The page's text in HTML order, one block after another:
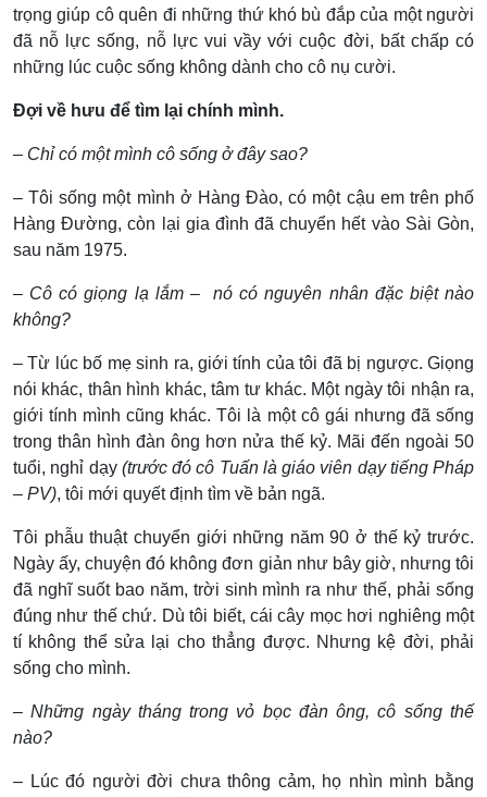
trọng giúp cô quên đi những thứ khó bù đắp của một người
đã nỗ lực sống, nỗ lực vui vầy với cuộc đời, bất chấp có
những lúc cuộc sống không dành cho cô nụ cười.
Đợi về hưu để tìm lại chính mình.
– Chỉ có một mình cô sống ở đây sao?
– Tôi sống một mình ở Hàng Đào, có một cậu em trên phố
Hàng Đường, còn lại gia đình đã chuyển hết vào Sài Gòn,
sau năm 1975.
– Cô có giọng lạ lắm – nó có nguyên nhân đặc biệt nào
không?
– Từ lúc bố mẹ sinh ra, giới tính của tôi đã bị ngược. Giọng
nói khác, thân hình khác, tâm tư khác. Một ngày tôi nhận ra,
giới tính mình cũng khác. Tôi là một cô gái nhưng đã sống
trong thân hình đàn ông hơn nửa thế kỷ. Mãi đến ngoài 50
tuổi, nghỉ dạy (trước đó cô Tuấn là giáo viên dạy tiếng Pháp
– PV), tôi mới quyết định tìm về bản ngã.
Tôi phẫu thuật chuyển giới những năm 90 ở thế kỷ trước.
Ngày ấy, chuyện đó không đơn giản như bây giờ, nhưng tôi
đã nghĩ suốt bao năm, trời sinh mình ra như thế, phải sống
đúng như thế chứ. Dù tôi biết, cái cây mọc hơi nghiêng một
tí không thể sửa lại cho thẳng được. Nhưng kệ đời, phải
sống cho mình.
– Những ngày tháng trong vỏ bọc đàn ông, cô sống thế
nào?
– Lúc đó người đời chưa thông cảm, họ nhìn mình bằng